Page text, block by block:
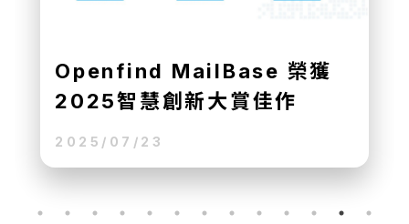
Openfind MailBase 榮獲
2025智慧創新大賞佳作
2025/07/23